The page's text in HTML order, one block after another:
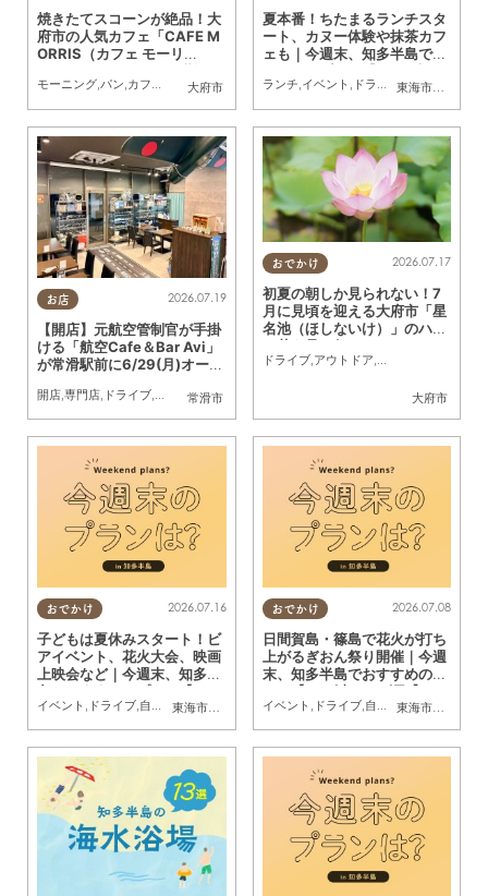
大府市
焼きたてスコーンが絶品！大
府市の人気カフェ「CAFE M
ORRIS（カフェ モーリ
てきた
モーニング,パン,カフェ ドライブ,観光 行ってみたレポ,KURUTOHP 東海市
,大府市
夏本番！ちたまるランチスタ
ート、カヌー体験や抹茶カフ
ェも｜今週末、知多半島でお
26(日)】
ランチ,イベント , ドライブ ,自然,まちネタ
お店
常滑市
2026.07.19
【開店】元航空管制官が手掛
ける「航空Cafe＆Bar Avi」
が常滑駅前に6/29(月)オープ
開店,専門店, ドライブ,親子 家族,カップル
おでかけ
大府市
2026.07.17
初夏の朝しか見られない！7
月に見頃を迎える大府市「星
名池（ほしないけ）」のハス
の花を見に行ってみた
ドライブ, アウトドア
おでかけ
東海市
,大府市 東浦町,半田市 ,常滑市,武豊町,南知多町
2026.07.16
子どもは夏休みスタート！ビ
アイベント、花火大会、映画
上映会など｜今週末、知多半
島でおすすめのプラン【7/18
(土)・19(日)・20(月祝)】
イベント , ドライブ,自然 まちネタ 季節ネタ,親子,家族
おでかけ
東海市
,東浦町
2026.07.08
日間賀島・篠島で花火が打ち
上がるぎおん祭り開催｜今週
末、知多半島でおすすめのプ
ラン【7/11(土)・12(日)】
イベント , ドライブ,自然 まちネタ